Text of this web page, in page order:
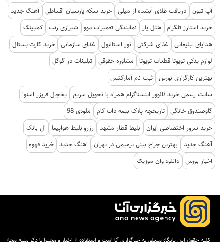
آپ تیون دریافت طلای آبشده از میلی خرید سکه پارسیان اقساطی آهنگ جدید
خرید استارز تلگرام هتل یار نمایندگی تعمیرات دوو شیرازی رنت کمپینگ
هدایای تبلیغاتی
غذای شرکتی تور استانبول غذای سازمانی خرید کارت پستال
لوازم یدکی تویوتا قطعات تویوتا
مشاوره حقوقی تبلیغات در گوگل
بهترین کارگزاری بورس ثبت نام آمارکتس
سایت رسمی خرید فالوور اینستاگرام همراه با تحویل سریع یخچال فریزر اسنوا
گاوصندوق خانگی تاریخچه پلاک بیمه دات کام
ملودی 98
خرید سرور اختصاصی ایران
بلیط قطار مشهد رزرو بلیط هواپیما
ال بانک
آهنگ جدید
بهترین جراح بینی ترمیمی در تهران اهنگ جدید خرید قهوه
اخبار بورس دانلود وان موزیک
کلیه حقوق این پایگاه متعلق به خبرگزاری آنا است و استفاده از اخبار و محتوا با ذکر منبع مجاز